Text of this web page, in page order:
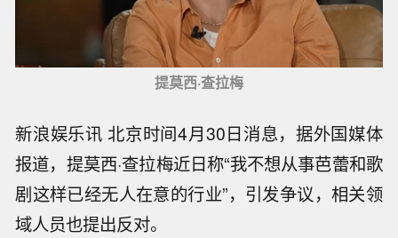
提莫西·查拉梅
新浪娱乐讯 北京时间4月30日消息，据外国媒体
报道，提莫西·查拉梅近日称“我不想从事芭蕾和歌
剧这样已经无人在意的行业”，引发争议，相关领
域人员也提出反对。